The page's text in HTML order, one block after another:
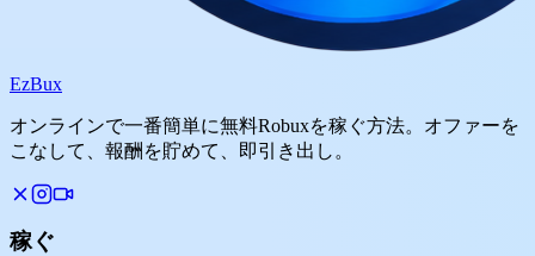
EzBux
オンラインで一番簡単に無料Robuxを稼ぐ方法。オファーを
こなして、報酬を貯めて、即引き出し。
稼ぐ